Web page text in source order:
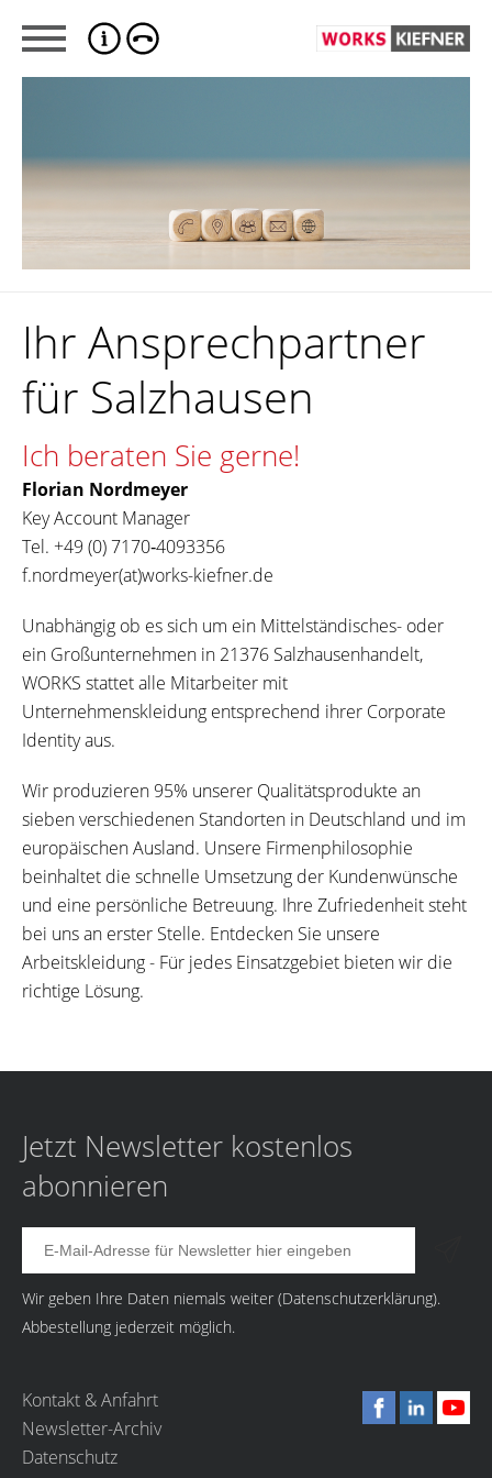
Ihr Ansprechpartner
für Salzhausen
Ich beraten Sie gerne!
Florian Nordmeyer
Key Account Manager
Tel. +49 (0) 7170‐4093356
f.nordmeyer(at)works-kiefner.de
Unabhängig ob es sich um ein Mittelständisches- oder
ein Großunternehmen in 21376 Salzhausenhandelt,
WORKS stattet alle Mitarbeiter mit
Unternehmenskleidung entsprechend ihrer Corporate
Identity aus.
Wir produzieren 95% unserer Qualitätsprodukte an
sieben verschiedenen Standorten in Deutschland und im
europäischen Ausland. Unsere Firmenphilosophie
beinhaltet die schnelle Umsetzung der Kundenwünsche
und eine persönliche Betreuung. Ihre Zufriedenheit steht
bei uns an erster Stelle. Entdecken Sie unsere
Arbeitskleidung - Für jedes Einsatzgebiet bieten wir die
richtige Lösung.
Jetzt Newsletter kostenlos
abonnieren
Wir geben Ihre Daten niemals weiter (Datenschutzerklärung).
Abbestellung jederzeit möglich.
Kontakt & Anfahrt
Newsletter-Archiv
Datenschutz